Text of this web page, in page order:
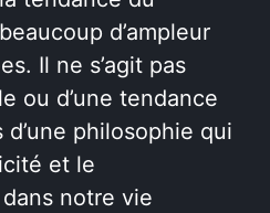
d’ampleur
Il ne s’agit pas
ou d’une tendance
philosophie qui
et le
notre vie